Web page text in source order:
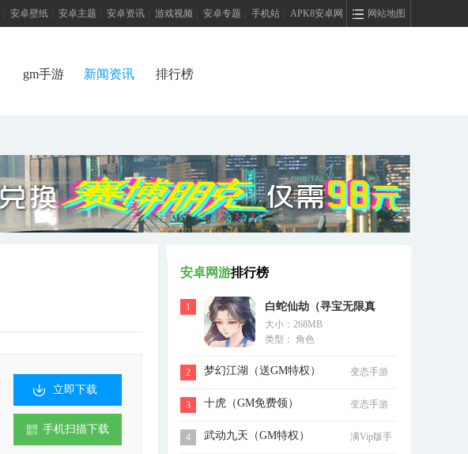
网站地图
安卓壁纸 安卓主题 安卓资讯 游戏视频 安卓专题 手机站 APK8安卓网
gm手游 新闻资讯 排行榜
立即下载
手机扫描下载
安卓网游排行榜
1
白蛇仙劫（寻宝无限真
充）
大小：268MB
类型： 角色
2 梦幻江湖（送GM特权） 变态手游
3 十虎（GM免费领） 变态手游
4 武动九天（GM特权）
满Vip版手